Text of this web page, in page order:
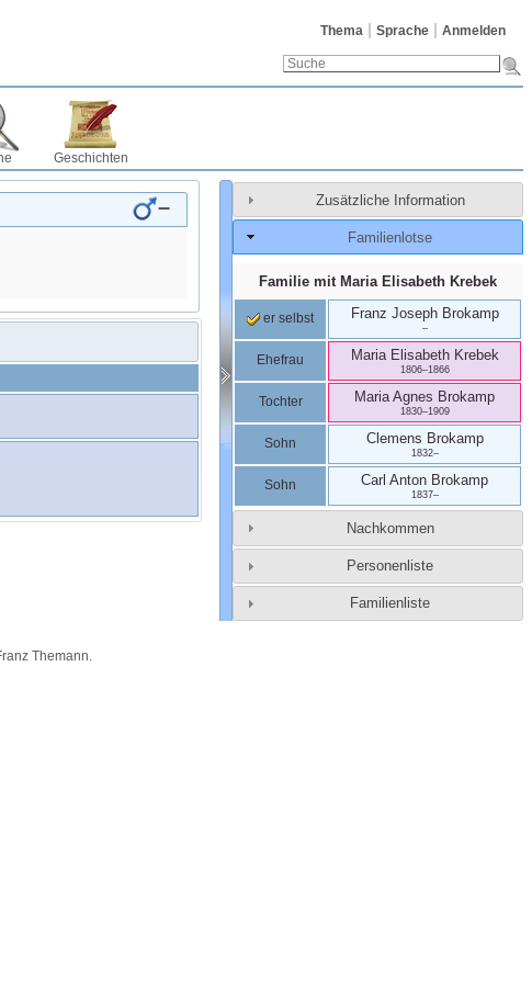
Thema Sprache Anmelden
Geschichten
– Zusätzliche Information
Familienlotse
Familie mit Maria Elisabeth Krebek
er selbst Franz Joseph Brokamp
–
Ehefrau Maria Elisabeth Krebek
1806–1866
Tochter Maria Agnes Brokamp
1830–1909
Sohn Clemens Brokamp
1832–
Sohn Carl Anton Brokamp
1837–
Nachkommen
Personenliste
Familienliste
Themann.